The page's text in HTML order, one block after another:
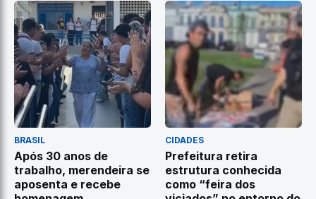
BRASIL
Após 30 anos de
trabalho, merendeira se
aposenta e recebe
CIDADES
Prefeitura retira
estrutura conhecida
como “feira dos